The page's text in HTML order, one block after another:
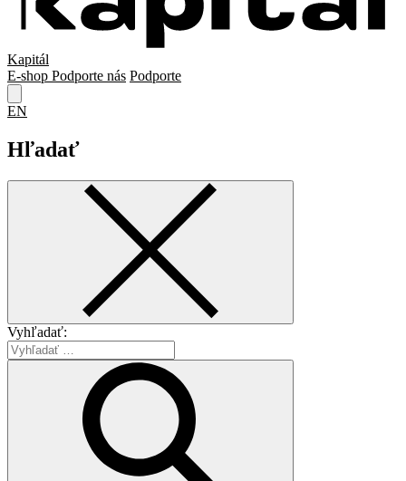
Kapitál
E-shop Podporte nás Podporte
EN
Hľadať
Vyhľadať: